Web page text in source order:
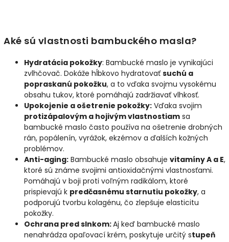
Aké sú vlastnosti bambuckého masla?
Hydratácia pokožky: Bambucké maslo je vynikajúci
zvlhčovač. Dokáže hĺbkovo hydratovať suchú a
popraskanú pokožku, a to vďaka svojmu vysokému
obsahu tukov, ktoré pomáhajú zadržiavať vlhkosť.
Upokojenie a ošetrenie pokožky: Vďaka svojim
protizápalovým a hojivým vlastnostiam sa
bambucké maslo často používa na ošetrenie drobných
rán, popálenín, vyrážok, ekzémov a ďalších kožných
problémov.
Anti-aging: Bambucké maslo obsahuje vitamíny A a E,
ktoré sú známe svojimi antioxidačnými vlastnosťami.
Pomáhajú v boji proti voľným radikálom, ktoré
prispievajú k predčasnému starnutiu pokožky, a
podporujú tvorbu kolagénu, čo zlepšuje elasticitu
pokožky.
Ochrana pred slnkom:Aj keď bambucké maslo
nenahrádza opaľovací krém, poskytuje určitý stupeň